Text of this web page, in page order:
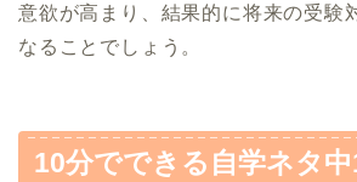
意欲が高まり、結果的に将来の受験
なることでしょう。
10分でできる自学ネタ